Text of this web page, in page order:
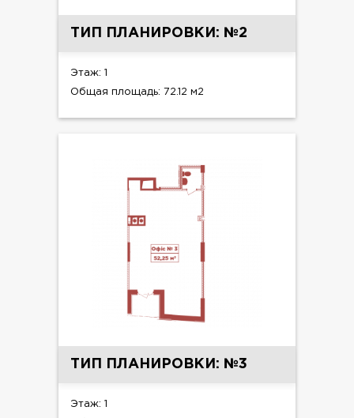
ТИП ПЛАНИРОВКИ: №2
Этаж: 1
Общая площадь: 72.12 м2
ТИП ПЛАНИРОВКИ: №3
Этаж: 1